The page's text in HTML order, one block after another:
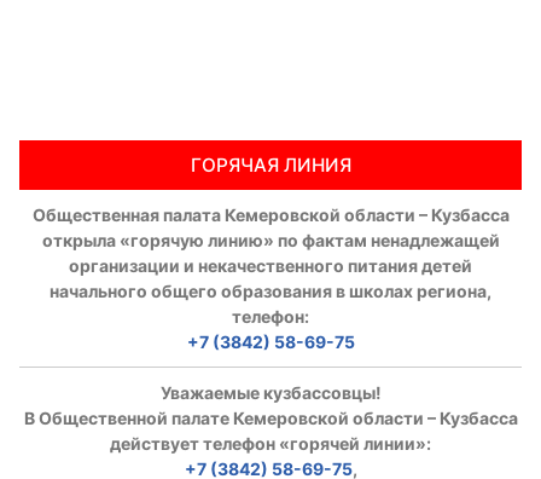
ГОРЯЧАЯ ЛИНИЯ
Общественная палата Кемеровской области – Кузбасса
открыла «горячую линию» по фактам ненадлежащей
организации и некачественного питания детей
начального общего образования в школах региона,
телефон:
+7 (3842) 58-69-75
Уважаемые кузбассовцы!
В Общественной палате Кемеровской области – Кузбасса
действует телефон «горячей линии»:
+7 (3842) 58-69-75,